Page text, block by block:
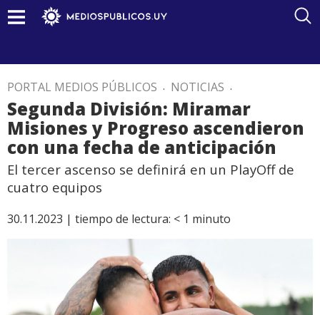
PORTAL MEDIOS PÚBLICOS . NOTICIAS .
Segunda División: Miramar
Misiones y Progreso ascendieron
con una fecha de anticipación
El tercer ascenso se definirá en un PlayOff de
cuatro equipos
30.11.2023 | tiempo de lectura: < 1 minuto